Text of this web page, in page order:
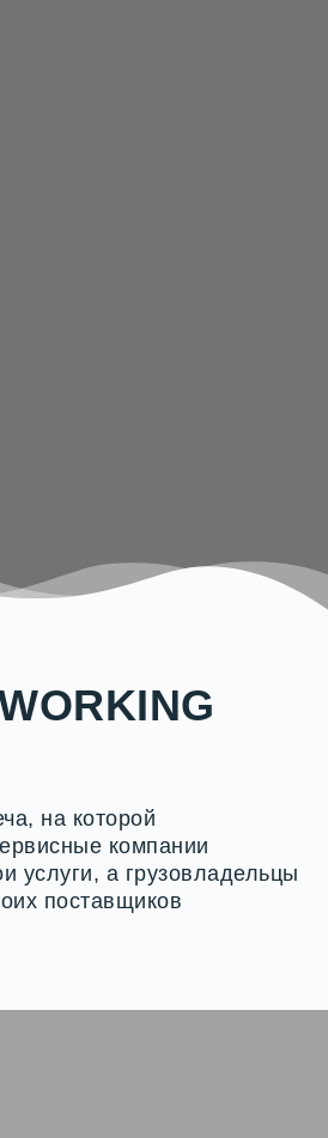
на которой
компании
услуги, а грузовладельцы
поставщиков